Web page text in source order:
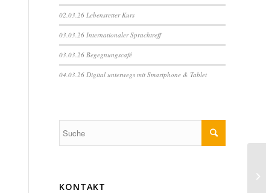
02.03.26 Lebensretter Kurs
03.03.26 Internationaler Sprachtreff
03.03.26 Begegnungscafé
04.03.26 Digital unterwegs mit Smartphone & Tablet
KONTAKT